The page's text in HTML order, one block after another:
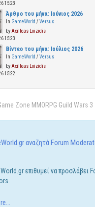
15:23
Άρθρο του μήνα: Ιούνιος 2026
In GameWorld /Versus
by Axilleas Loizidis
15:23
Βίντεο του μήνα: Ιούλιος 2026
In GameWorld /Versus
by Axilleas Loizidis
15:22
Zone MMORPG Guild Wars 3
αναζητά Forum
επιθυμεί να προσλάβει